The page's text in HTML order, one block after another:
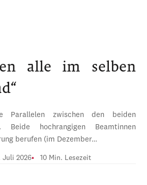
alle im selben
Parallelen zwischen den beiden
Beide hochrangigen Beamtinnen
berufen (im Dezember…
Juli 2026 10 Min. Lesezeit